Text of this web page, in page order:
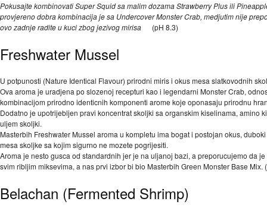
Pokusajte kombinovati Super Squid sa malim dozama Strawberry Plus ili
provjereno dobra kombinacija je sa Undercover Monster Crab, medjutim nije
ovo zadnje radite u kuci zbog jezivog mirisa
(pH 8.3)
Freshwater Mussel
U potpunosti (Nature Identical Flavour) prirodni miris i okus mesa slatkovodnih
Ova aroma je uradjena po slozenoj recepturi kao i legendarni Monster Crab,
kombinacijom prirodno identicnih komponenti arome koje oponasaju prirodnu
Dodatno je upotrijebljen pravi koncentrat skoljki sa organskim kiselinama, amino
uljem skoljki.
Masterbih Freshwater Mussel aroma u kompletu ima bogat i postojan okus,
mesa skoljke sa kojim sigurno ne mozete pogrijesiti.
Aroma je nesto gusca od standardnih jer je na uljanoj bazi, a preporucujemo da je
svim ribljim miksevima, a nas prvi izbor bi bio Masterbih Green Monster Base Mix.
Belachan (Fermented Shrimp)